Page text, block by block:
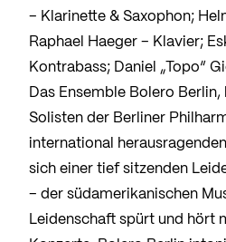
– Klarinette & Saxophon;
Raphael Haeger – Klavier;
Kontrabass; Daniel „Topo“
Das Ensemble Bolero Berlin,
Solisten der Berliner
international
sich einer tief sitzenden
– der südamerikanischen
Leidenschaft spürt und hört